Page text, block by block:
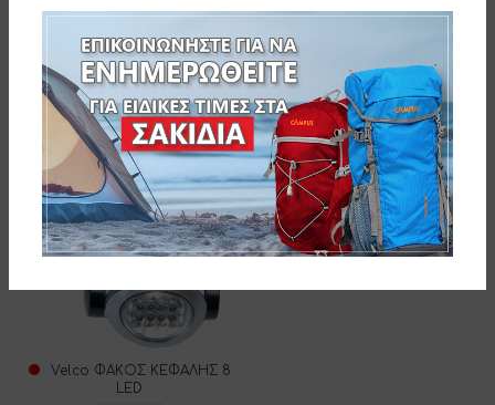
Velco ΦΑΚΟΣ ΚΕΦΑΛΗΣ 8
LED
Velco ΦΑΚΟΣ ΚΕΦΑΛΗΣ 3
LED